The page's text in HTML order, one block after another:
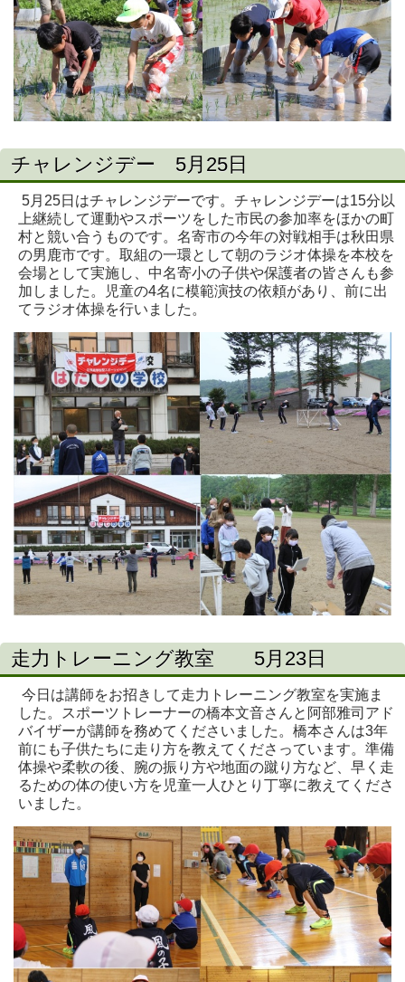
チャレンジデー 5月25日
5月25日はチャレンジデーです。チャレンジデーは15分以
上継続して運動やスポーツをした市民の参加率をほかの町
村と競い合うものです。名寄市の今年の対戦相手は秋田県
の男鹿市です。取組の一環として朝のラジオ体操を本校を
会場として実施し、中名寄小の子供や保護者の皆さんも参
加しました。児童の4名に模範演技の依頼があり、前に出
てラジオ体操を行いました。
走力トレーニング教室 5月23日
今日は講師をお招きして走力トレーニング教室を実施ま
した。スポーツトレーナーの橋本文音さんと阿部雅司アド
バイザーが講師を務めてくださいました。橋本さんは3年
前にも子供たちに走り方を教えてくださっています。準備
体操や柔軟の後、腕の振り方や地面の蹴り方など、早く走
るための体の使い方を児童一人ひとり丁寧に教えてくださ
いました。